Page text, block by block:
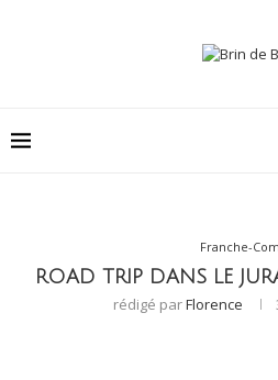
Franche-
ROAD TRIP DANS LE
rédigé parFlorence